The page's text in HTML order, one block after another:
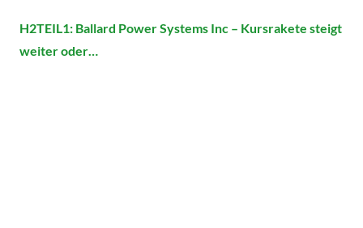
H2TEIL1: Ballard Power Systems Inc – Kursrakete steigt
weiter oder…